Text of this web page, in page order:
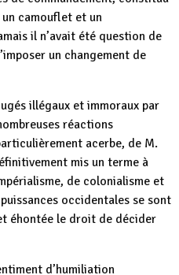
un camouflet et un
il n’avait été question de
un changement de
illégaux et immoraux par
réactions
acerbe, de M.
mis un terme à
de colonialisme et
occidentales se sont
éhontée le droit de décider
d’humiliation